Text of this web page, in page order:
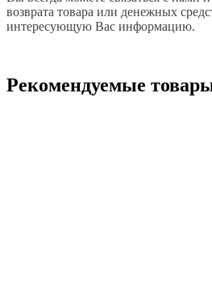
возврата товара или денежных
интересующую Вас информацию.
Рекомендуемые